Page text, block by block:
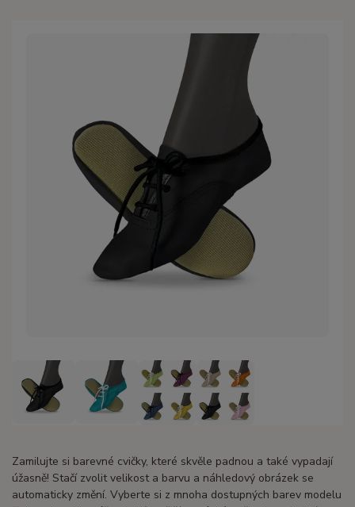
Zamilujte si barevné cvičky, které skvěle padnou a také vypadají
úžasně! Stačí zvolit velikost a barvu a náhledový obrázek se
automaticky změní. Vyberte si z mnoha dostupných barev modelu